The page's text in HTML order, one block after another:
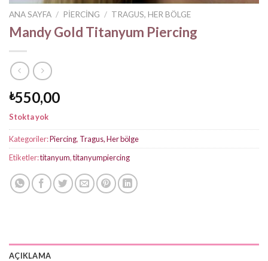
ANA SAYFA / PIERCING / TRAGUS, HER BÖLGE
Mandy Gold Titanyum Piercing
₺550,00
Stokta yok
Kategoriler:Piercing, Tragus, Her bölge
Etiketler:titanyum,titanyumpiercing
AÇIKLAMA